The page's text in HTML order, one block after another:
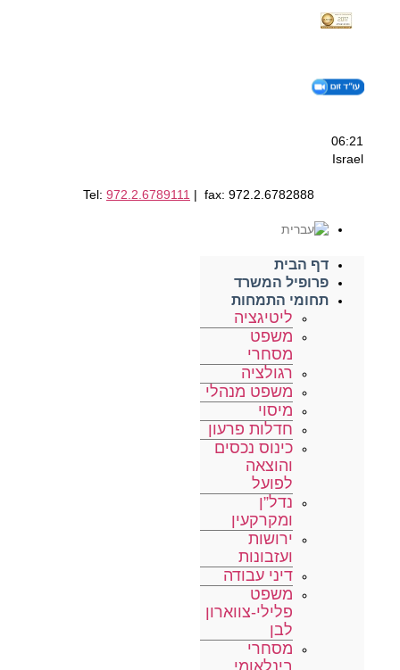
06:21
Israel
Tel: 972.2.6789111 | fax: 972.2.6782888
דף הבית
פרופיל המשרד
תחומי התמחות
ליטיגציה
משפט
מסחרי
רגולציה
משפט מנהלי
מיסוי
חדלות פרעון
כינוס נכסים
והוצאה
לפועל
נדל”ן
ומקרקעין
ירושות
ועזבונות
דיני עבודה
משפט
פלילי-צווארון
לבן
מסחרי
בינלאומי